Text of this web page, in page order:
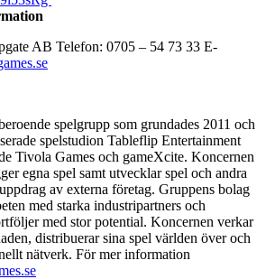
AB Telefon: 0705 – 54 73 33 E-
spelgrupp som grundades 2011 och
spelstudion Tableflip Entertainment
Tivola Games och gameXcite. Koncernen
egna spel samt utvecklar spel och andra
av externa företag. Gruppens bolag
med starka industripartners och
med stor potential. Koncernen verkar
distribuerar sina spel världen över och
nätverk. För mer information